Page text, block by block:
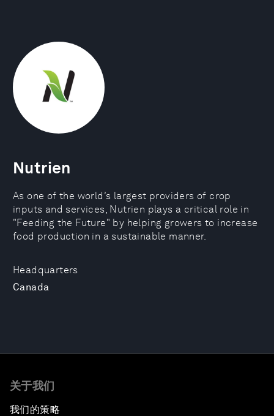
Headquarters
Canada
Nutrien
As one of the world’s largest providers of crop
inputs and services, Nutrien plays a critical role in
"Feeding the Future" by helping growers to increase
food production in a sustainable manner.
关于我们
我们的策略